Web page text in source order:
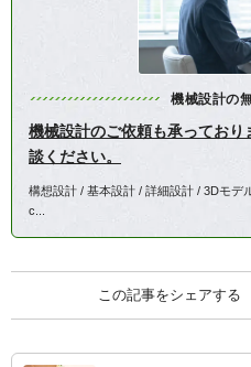
機械設計の
機械設計のご依頼も承ってお
談ください。
構想設計 / 基本設計 / 詳細設計 / 3Dモデ
c...
この記事をシェアする